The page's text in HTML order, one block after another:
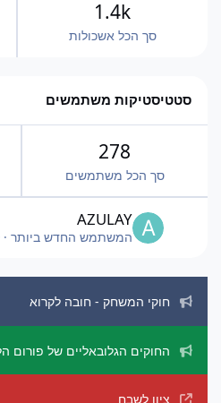
סך הכל אשכולות
1.4k
סטטיסטיקות משתמשים
278
סך הכל משתמשים
AZULAY
המשתמש החדש ביותר ·
חוקי המשחק - חובה לקרוא
החוקים הגלובאליים של פורום
ציון לשבח